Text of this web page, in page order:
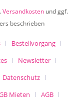
Versandkosten und ggf.
beschrieben
Bestellvorgang
Newsletter
Datenschutz
Mieten AGB